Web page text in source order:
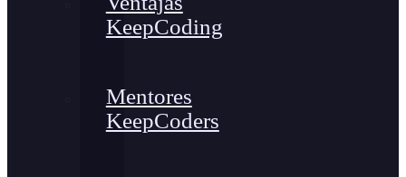
KeepCoding
Mentores
KeepCoders